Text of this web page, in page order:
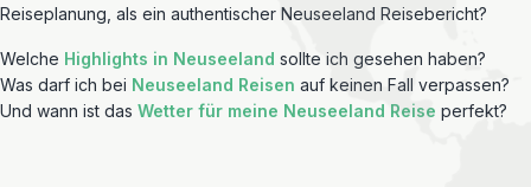
Reiseplanung, als ein authentischer Neuseeland Reisebericht?
Welche Highlights in Neuseeland sollte ich gesehen haben?
Was darf ich bei Neuseeland Reisen auf keinen Fall verpassen?
Und wann ist das Wetter für meine Neuseeland Reise perfekt?